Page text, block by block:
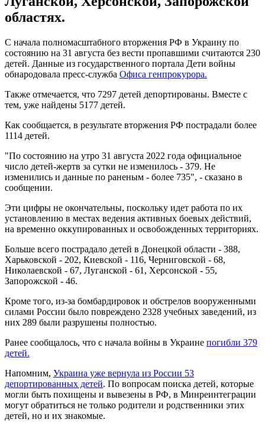
областях.
С начала полномасштабного вторжения РФ в Украину по
состоянию на 31 августа без вести пропавшими считаются 230
детей. Данные из государственного портала Дети войны
обнародовала пресс-служба Офиса генпрокурора.
Также отмечается, что 7297 детей депортированы. Вместе с
тем, уже найдены 5177 детей.
Как сообщается, в результате вторжения РФ пострадали более
1114 детей.
"По состоянию на утро 31 августа 2022 года официальное
число детей-жертв за сутки не изменилось - 379. Не
изменились и данные по раненым - более 735", - сказано в
сообщении.
Эти цифры не окончательны, поскольку идет работа по их
установлению в местах ведения активных боевых действий,
на временно оккупированных и освобожденных территориях.
Больше всего пострадало детей в Донецкой области - 388,
Харьковской - 202, Киевской - 116, Черниговской - 68,
Николаевской - 67, Луганской - 61, Херсонской - 55,
Запорожской - 46.
Кроме того, из-за бомбардировок и обстрелов вооруженными
силами России было повреждено 2328 учебных заведений, из
них 289 были разрушены полностью.
Ранее сообщалось, что с начала войны в Украине погибли 379
детей.
Напомним, Украина уже вернула из России 53
депортированных детей. По вопросам поиска детей, которые
могли быть похищены и вывезены в РФ, в Минреинтеграции
могут обратиться не только родители и родственники этих
детей, но и их знакомые.